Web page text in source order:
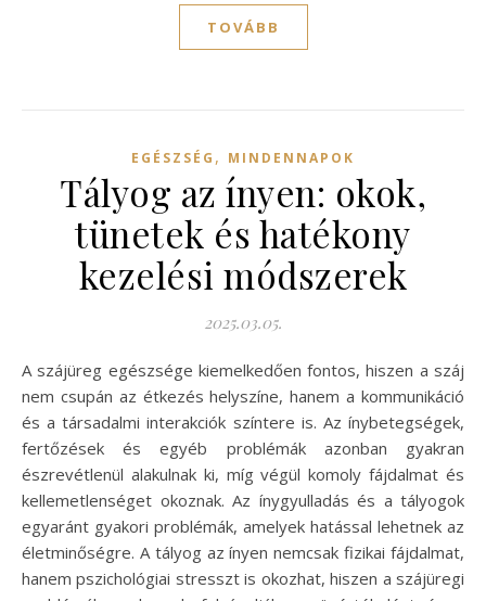
TOVÁBB
EGÉSZSÉG , MINDENNAPOK
Tályog az ínyen: okok,
tünetek és hatékony
kezelési módszerek
2025.03.05.
A szájüreg egészsége kiemelkedően fontos, hiszen a száj
nem csupán az étkezés helyszíne, hanem a kommunikáció
és a társadalmi interakciók színtere is. Az ínybetegségek,
fertőzések és egyéb problémák azonban gyakran
észrevétlenül alakulnak ki, míg végül komoly fájdalmat és
kellemetlenséget okoznak. Az ínygyulladás és a tályogok
egyaránt gyakori problémák, amelyek hatással lehetnek az
életminőségre. A tályog az ínyen nemcsak fizikai fájdalmat,
hanem pszichológiai stresszt is okozhat, hiszen a szájüregi